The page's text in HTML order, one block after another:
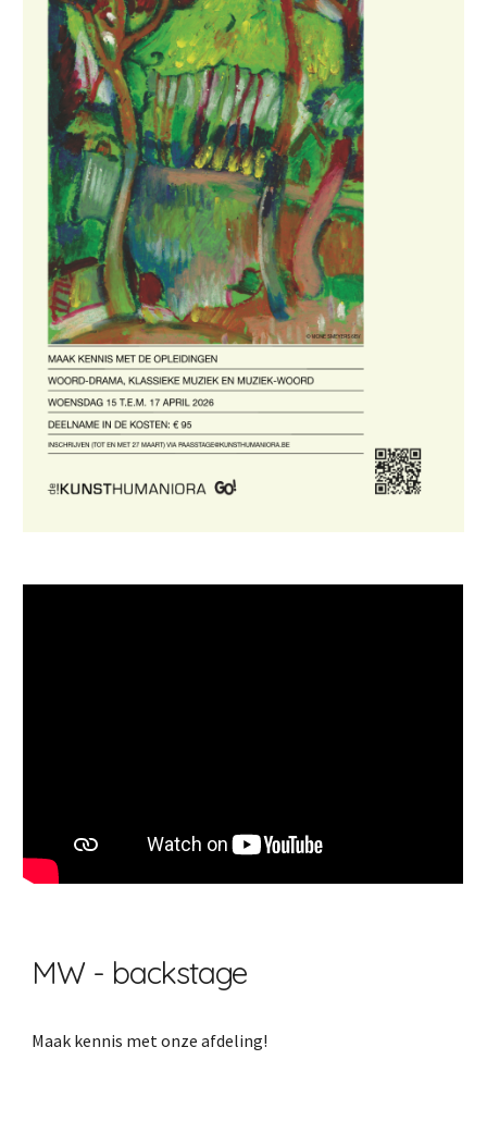
MW - backstage
Maak kennis met onze afdeling!